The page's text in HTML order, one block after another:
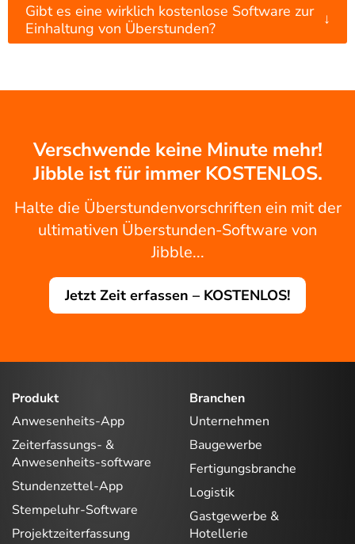
Gibt es eine wirklich kostenlose Software zur
Einhaltung von Überstunden?
↓
Verschwende keine Minute mehr!
Jibble ist für immer KOSTENLOS.
Halte die Überstundenvorschriften ein mit der
ultimativen Überstunden-Software von
Jibble...
Jetzt Zeit erfassen – KOSTENLOS!
Produkt
Anwesenheits-App
Zeiterfassungs- &
Anwesenheits-software
Stundenzettel-App
Stempeluhr-Software
Projektzeiterfassung
Branchen
Unternehmen
Baugewerbe
Fertigungsbranche
Logistik
Gastgewerbe &
Hotellerie